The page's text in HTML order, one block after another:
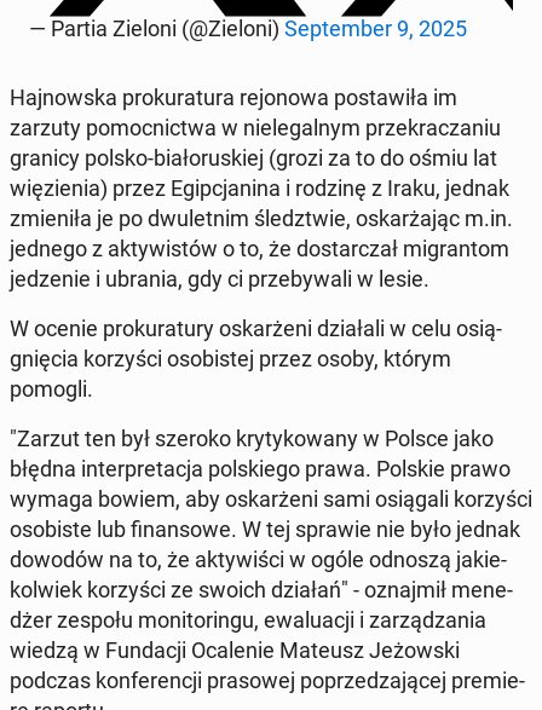
— Partia Zieloni (@Zieloni) Sep­tem­ber 9, 2025
Haj­now­ska pro­ku­ra­tu­ra re­jo­no­wa po­sta­wi­ła im
zarzuty po­moc­nic­twa w nie­le­gal­nym prze­kra­cza­niu
granicy polsko-bia­ło­ru­skiej (grozi za to do ośmiu lat
wię­zie­nia) przez Egip­cja­ni­na i rodzinę z Iraku, jednak
zmie­ni­ła je po dwu­let­nim śledz­twie, oskar­ża­jąc m.in.
jednego z ak­ty­wi­stów o to, że do­star­czał mi­gran­tom
je­dze­nie i ubrania, gdy ci prze­by­wa­li w lesie.
W ocenie pro­ku­ra­tu­ry oskar­że­ni dzia­ła­li w celu osią­
gnię­cia ko­rzy­ści oso­bi­stej przez osoby, którym
pomogli.
"Zarzut ten był szeroko kry­ty­ko­wa­ny w Polsce jako
błędna in­ter­pre­ta­cja pol­skie­go prawa. Polskie prawo
wymaga bowiem, aby oskar­że­ni sami osią­ga­li ko­rzy­ści
oso­bi­ste lub fi­nan­so­we. W tej sprawie nie było jednak
dowodów na to, że ak­ty­wi­ści w ogóle odnoszą ja­kie­
kol­wiek ko­rzy­ści ze swoich działań" - oznaj­mił me­ne­
dżer zespołu mo­ni­to­rin­gu, ewa­lu­acji i za­rzą­dza­nia
wiedzą w Fun­da­cji Oca­le­nie Mateusz Je­żow­ski
podczas kon­fe­ren­cji pra­so­wej po­prze­dza­ją­cej pre­mie­